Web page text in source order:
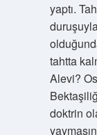
yaptı.
tahtta
Alevi?
doktrin